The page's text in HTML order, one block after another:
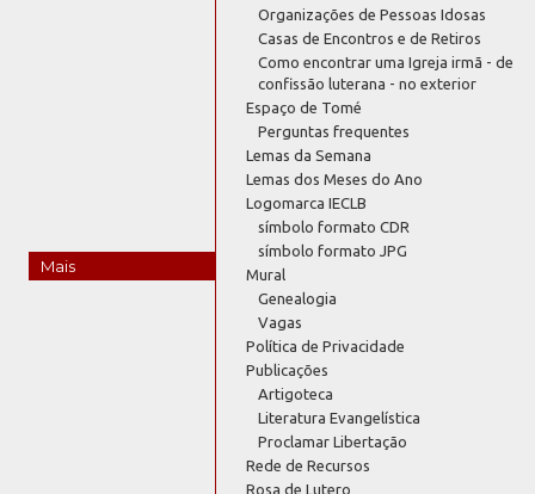
Mais
Organizações de Pessoas Idosas
Casas de Encontros e de Retiros
Como encontrar uma Igreja irmã - de
confissão luterana - no exterior
Espaço de Tomé
Perguntas frequentes
Lemas da Semana
Lemas dos Meses do Ano
Logomarca IECLB
símbolo formato CDR
símbolo formato JPG
Mural
Genealogia
Vagas
Política de Privacidade
Publicações
Artigoteca
Literatura Evangelística
Proclamar Libertação
Rede de Recursos
Rosa de Lutero